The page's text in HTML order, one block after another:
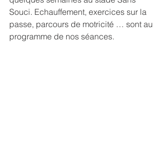
Souci. Echauffement, exercices sur la
passe, parcours de motricité … sont au
programme de nos séances.